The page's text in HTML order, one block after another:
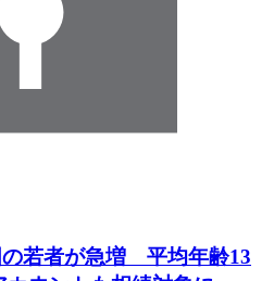
の若者が急増 平均年齢13